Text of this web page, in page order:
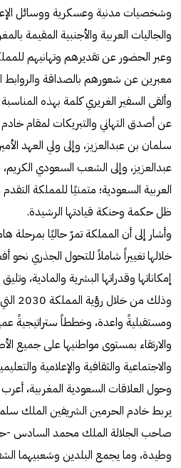
وشخصيات مدنية وعسكرية ووسائل
والجاليات العربية والأجنبية المقيمة
وعبر الحضور عن تقديرهم وتهانيهم
معبرين عن شعورهم بالصداقة والروابط
وألقى السفير الغريري كلمة بهذه
عن أصدق التهاني والتبريكات لمقام
سلمان بن عبدالعزيز، وإلى ولي العهد
العربية السعودية؛ متمنيًا للمملكة
ظل حكمة وحنكة قيادتها الرشيدة.
وأشار إلى أن المملكة تمرّ حاليًا بمرحلة
خلالها تغييراً شاملاً للتحول الجذري نحو
إمكاناتها وقدراتها البشرية والمادية،
وذلك
ومستقبليةً واعدة، وخططاً ستراتيجيةً
والارتقاء بمستوى مواطنيها على جميع
والاجتماعية والثقافية والإعلامية
وحول العلاقات السعودية المغربية، أعرب
يربط خادم الحرمين الشريفين الملك
صاحب الجلالة الملك محمد السادس -
وطيدة، وما يجمع البلدين وشعبيهما